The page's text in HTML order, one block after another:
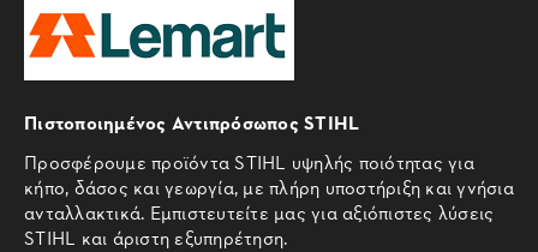
Πιστοποιημένος Αντιπρόσωπος STIHL
Προσφέρουμε προϊόντα STIHL υψηλής ποιότητας για
κήπο, δάσος και γεωργία, με πλήρη υποστήριξη και γνήσια
ανταλλακτικά. Εμπιστευτείτε μας για αξιόπιστες λύσεις
STIHL και άριστη εξυπηρέτηση.